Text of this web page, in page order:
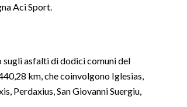
Aci Sport.
sugli asfalti di dodici comuni del
km, che coinvolgono Iglesias,
Perdaxius, San Giovanni Suergiu,